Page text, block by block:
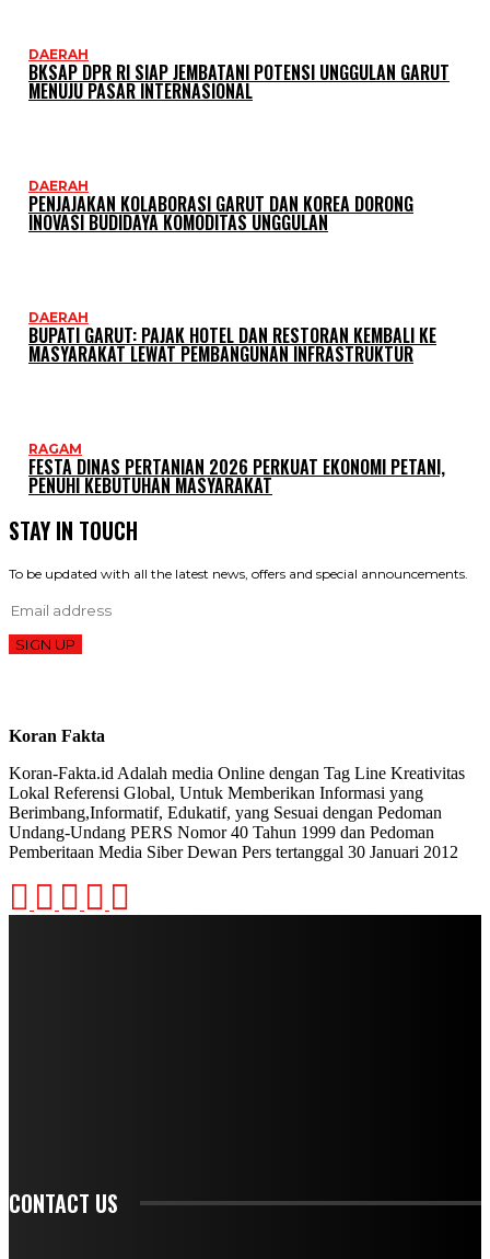
DAERAH
BKSAP DPR RI SIAP JEMBATANI POTENSI UNGGULAN GARUT
MENUJU PASAR INTERNASIONAL
DAERAH
PENJAJAKAN KOLABORASI GARUT DAN KOREA DORONG
INOVASI BUDIDAYA KOMODITAS UNGGULAN
DAERAH
BUPATI GARUT: PAJAK HOTEL DAN RESTORAN KEMBALI KE
MASYARAKAT LEWAT PEMBANGUNAN INFRASTRUKTUR
RAGAM
FESTA DINAS PERTANIAN 2026 PERKUAT EKONOMI PETANI,
PENUHI KEBUTUHAN MASYARAKAT
STAY IN TOUCH
To be updated with all the latest news, offers and special announcements.
SIGN UP
Koran Fakta
Koran-Fakta.id Adalah media Online dengan Tag Line Kreativitas
Lokal Referensi Global, Untuk Memberikan Informasi yang
Berimbang,Informatif, Edukatif, yang Sesuai dengan Pedoman
Undang-Undang PERS Nomor 40 Tahun 1999 dan Pedoman
Pemberitaan Media Siber Dewan Pers tertanggal 30 Januari 2012
CONTACT US